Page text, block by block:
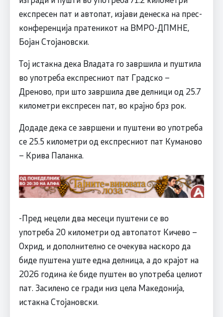
експресен пат и автопат, изјави денеска на прес-
конференција пратеникот на ВМРО-ДПМНЕ,
Бојан Стојановски.
Тој истакна дека Владата го завршила и пуштила
во употреба експресниот пат Градско –
Дреново, при што завршила две делници од 25.7
километри експресен пат, во крајно брз рок.
Додаде дека се завршени и пуштени во употреба
се 25.5 километри од експресниот пат Куманово
– Крива Паланка.
-Пред нецели два месеци пуштени се во
употреба 20 километри од автопатот Кичево –
Охрид, и дополнително се очекува наскоро да
биде пуштена уште една делница, а до крајот на
2026 година ќе биде пуштен во употреба целиот
пат. Засилено се гради низ цела Македонија,
истакна Стојановски.